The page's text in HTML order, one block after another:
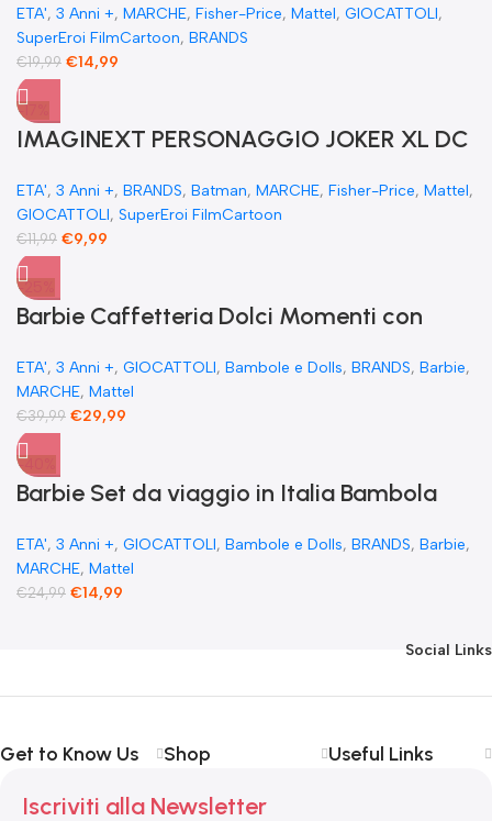
cm figure snodabile
ETA', 3 Anni +, MARCHE, Fisher-Price, Mattel, GIOCATTOLI,
SuperEroi FilmCartoon, BRANDS
€19,99 €14,99
-17%
IMAGINEXT PERSONAGGIO JOKER XL DC
ETA', 3 Anni +, BRANDS, Batman, MARCHE, Fisher-Price, Mattel,
GIOCATTOLI, SuperEroi FilmCartoon
€11,99 €9,99
-25%
​Barbie Caffetteria Dolci Momenti con
accessori
ETA', 3 Anni +, GIOCATTOLI, Bambole e Dolls, BRANDS, Barbie,
MARCHE, Mattel
€39,99 €29,99
-40%
Barbie Set da viaggio in Italia Bambola
cappuccino
ETA', 3 Anni +, GIOCATTOLI, Bambole e Dolls, BRANDS, Barbie,
MARCHE, Mattel
€24,99 €14,99
Social Links
Get to Know Us Shop Useful Links
Iscriviti alla Newsletter